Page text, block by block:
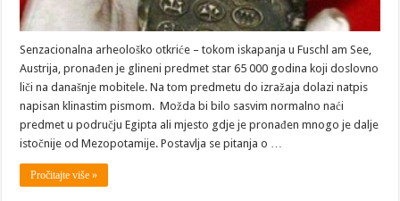
Senzacionalna arheološko otkriće – tokom iskapanja u Fuschl am See,
Austrija, pronađen je glineni predmet star 65 000 godina koji doslovno
liči na današnje mobitele. Na tom predmetu do izražaja dolazi natpis
napisan klinastim pismom. Možda bi bilo sasvim normalno naći
predmet u području Egipta ali mjesto gdje je pronađen mnogo je dalje
istočnije od Mezopotamije. Postavlja se pitanja o …
Pročitajte više »